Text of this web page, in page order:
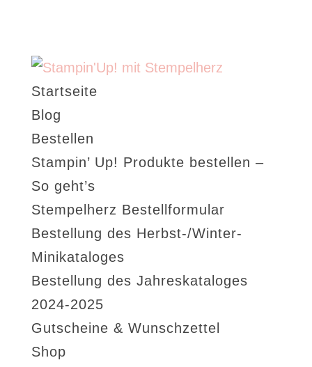
Startseite
Blog
Bestellen
Stampin’ Up! Produkte bestellen –
So geht’s
Stempelherz Bestellformular
Bestellung des Herbst-/Winter-
Minikataloges
Bestellung des Jahreskataloges
2024-2025
Gutscheine & Wunschzettel
Shop